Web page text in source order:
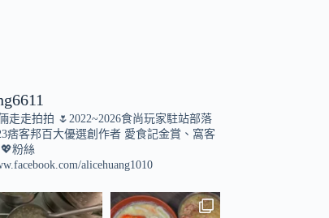
走走拍拍 🌷2022~2026食尚玩家駐站部落
痞客邦百大優選創作者 愛食記金賞、窩客
💖粉絲
alicehuang1010